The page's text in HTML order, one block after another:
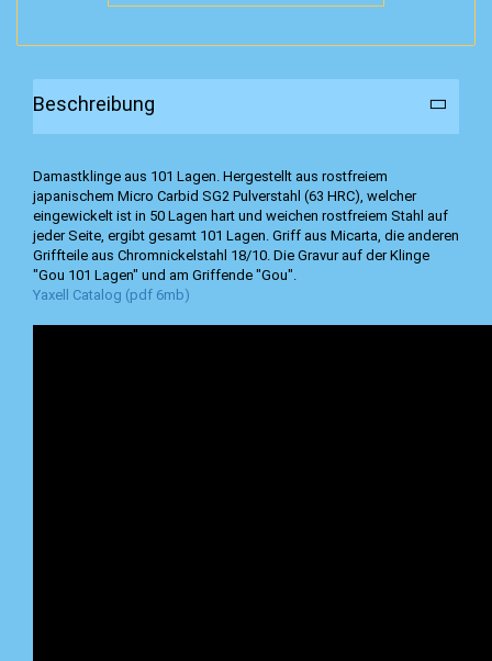
Beschreibung
Damastklinge aus 101 Lagen. Hergestellt aus rostfreiem
japanischem Micro Carbid SG2 Pulverstahl (63 HRC), welcher
eingewickelt ist in 50 Lagen hart und weichen rostfreiem Stahl auf
jeder Seite, ergibt gesamt 101 Lagen. Griff aus Micarta, die anderen
Griffteile aus Chromnickelstahl 18/10. Die Gravur auf der Klinge
"Gou 101 Lagen" und am Griffende "Gou".
Yaxell Catalog (pdf 6mb)